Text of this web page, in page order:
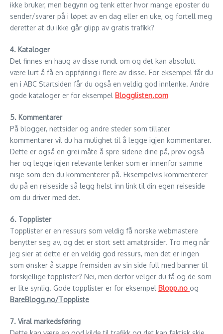
ikke bruker, men begynn og tenk etter hvor mange eposter du
sender/svarer på i løpet av en dag eller en uke, og fortell meg
deretter at du ikke går glipp av gratis trafikk?
4. Kataloger
Det finnes en haug av disse rundt om og det kan absolutt
være lurt å få en oppføring i flere av disse. For eksempel får du
en i ABC Startsiden får du også en veldig god innlenke. Andre
gode kataloger er for eksempel Blogglisten.com
5. Kommentarer
På blogger, nettsider og andre steder som tillater
kommentarer vil du ha mulighet til å legge igjen kommentarer.
Dette er også en grei måte å spre sidene dine på, prøv også
her og legge igjen relevante lenker som er innenfor samme
nisje som den du kommenterer på. Eksempelvis kommenterer
du på en reiseside så legg helst inn link til din egen reiseside
om du driver med det.
6. Topplister
Topplister er en ressurs som veldig få norske webmastere
benytter seg av, og det er stort sett amatørsider. Tro meg når
jeg sier at dette er en veldig god ressurs, men det er ingen
som ønsker å stappe fremsiden av sin side full med banner til
forskjellige topplister? Nei, men derfor velger du få og de som
er lite synlig. Gode topplister er for eksempel Blopp.no og
BareBlogg.no/Toppliste
7. Viral markedsføring